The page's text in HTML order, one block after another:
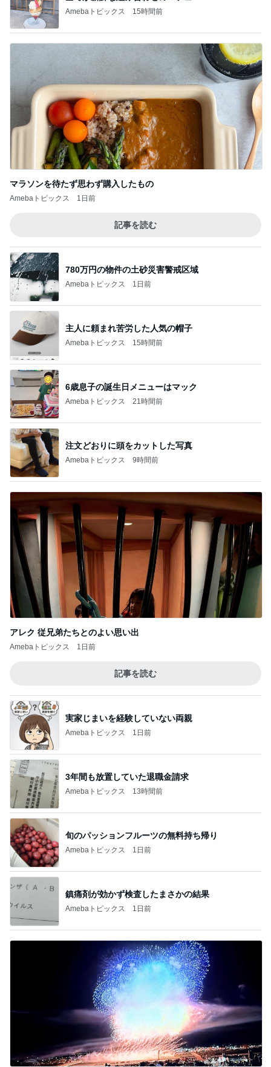
Amebaトピックス 15時間前
マラソンを待たず思わず購入したもの
Amebaトピックス 1日前
記事を読む
780万円の物件の土砂災害警戒区域
Amebaトピックス 1日前
主人に頼まれ苦労した人気の帽子
Amebaトピックス 15時間前
6歳息子の誕生日メニューはマック
Amebaトピックス 21時間前
注文どおりに頭をカットした写真
Amebaトピックス 9時間前
アレク 従兄弟たちとのよい思い出
Amebaトピックス 1日前
記事を読む
実家じまいを経験していない両親
Amebaトピックス 1日前
3年間も放置していた退職金請求
Amebaトピックス 13時間前
旬のパッションフルーツの無料持ち帰り
Amebaトピックス 1日前
鎮痛剤が効かず検査したまさかの結果
Amebaトピックス 1日前